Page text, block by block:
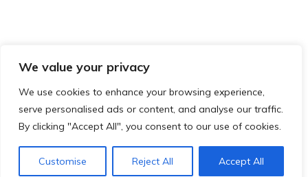
We value your privacy
We use cookies to enhance your browsing experience,
serve personalised ads or content, and analyse our traffic.
By clicking "Accept All", you consent to our use of cookies.
Customise Reject All Accept All